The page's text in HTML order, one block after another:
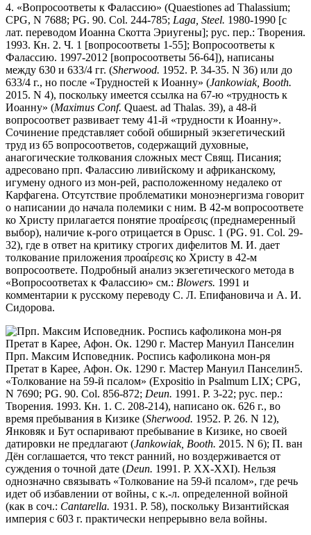
4. «Вопросоответы к Фалассию» (Quaestiones ad Thalassium;
CPG, N 7688; PG. 90. Col. 244-785; Laga, Steel. 1980-1990 [с
лат. переводом Иоанна Скотта Эриугены]; рус. пер.: Творения.
1993. Кн. 2. Ч. 1 [вопросоответы 1-55]; Вопросоответы к
Фалассию. 1997-2012 [вопросоответы 56-64]), написаны
между 630 и 633/4 гг. (Sherwood. 1952. P. 34-35. N 36) или до
633/4 г., но после «Трудностей к Иоанну» (Jankowiak, Booth.
2015. N 4), поскольку имеется ссылка на 67-ю «трудность к
Иоанну» (Maximus Conf. Quaest. ad Thalas. 39), а 48-й
вопросоответ развивает тему 41-й «трудности к Иоанну».
Сочинение представляет собой обширный экзегетический
труд из 65 вопросоответов, содержащий духовные,
анагогические толкования сложных мест Свящ. Писания;
адресовано прп. Фалассию ливийскому и африканскому,
игумену одного из мон-рей, расположенному недалеко от
Карфагена. Отсутствие проблематики моноэнергизма говорит
о написании до начала полемики с ним. В 42-м вопросоответе
ко Христу прилагается понятие προαίρεσις (преднамеренный
выбор), наличие к-рого отрицается в Opusc. 1 (PG. 91. Col. 29-
32), где в ответ на критику строгих дифелитов М. И. дает
толкование приложения προαίρεσις ко Христу в 42-м
вопросоответе. Подробный анализ экзегетического метода в
«Вопросоответах к Фалассию» см.: Blowers. 1991 и
комментарии к русскому переводу С. Л. Епифановича и А. И.
Сидорова.
Прп. Максим Исповедник. Роспись кафоликона мон-ря
Претат в Карее, Афон. Ок. 1290 г. Мастер Мануил Панселин5.
«Толкование на 59-й псалом» (Expositio in Psalmum LIX; CPG,
N 7690; PG. 90. Col. 856-872; Deun. 1991. P. 3-22; рус. пер.:
Творения. 1993. Кн. 1. С. 208-214), написано ок. 626 г., во
время пребывания в Кизике (Sherwood. 1952. P. 26. N 12),
Янковяк и Бут оспаривают пребывание в Кизике, но своей
датировки не предлагают (Jankowiak, Booth. 2015. N 6); П. ван
Дён соглашается, что текст ранний, но воздерживается от
суждения о точной дате (Deun. 1991. P. XX-XXI). Нельзя
однозначно связывать «Толкование на 59-й псалом», где речь
идет об избавлении от войны, с к.-л. определенной войной
(как в соч.: Cantarella. 1931. P. 58), поскольку Византийская
империя с 603 г. практически непрерывно вела войны.